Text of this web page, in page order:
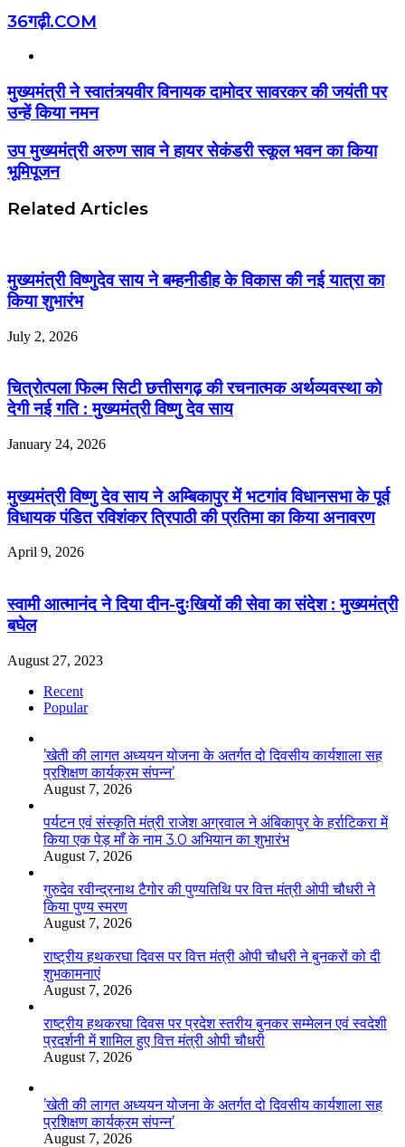
36गढ़ी.COM
मुख्यमंत्री ने स्वातंत्र्यवीर विनायक दामोदर सावरकर की जयंती पर
उन्हें किया नमन
उप मुख्यमंत्री अरुण साव ने हायर सेकंडरी स्कूल भवन का किया
भूमिपूजन
Related Articles
मुख्यमंत्री विष्णुदेव साय ने बम्हनीडीह के विकास की नई यात्रा का
किया शुभारंभ
July 2, 2026
चित्रोत्पला फिल्म सिटी छत्तीसगढ़ की रचनात्मक अर्थव्यवस्था को
देगी नई गति : मुख्यमंत्री विष्णु देव साय
January 24, 2026
मुख्यमंत्री विष्णु देव साय ने अम्बिकापुर में भटगांव विधानसभा के पूर्व
विधायक पंडित रविशंकर त्रिपाठी की प्रतिमा का किया अनावरण
April 9, 2026
स्वामी आत्मानंद ने दिया दीन-दुःखियों की सेवा का संदेश : मुख्यमंत्री
बघेल
August 27, 2023
Recent
Popular
’खेती की लागत अध्ययन योजना के अतर्गत दो दिवसीय कार्यशाला सह
प्रशिक्षण कार्यक्रम संपन्न’
August 7, 2026
पर्यटन एवं संस्कृति मंत्री राजेश अग्रवाल ने अंबिकापुर के हर्राटिकरा में
किया एक पेड़ माँ के नाम 3.0 अभियान का शुभारंभ
August 7, 2026
गुरुदेव रवीन्द्रनाथ टैगोर की पुण्यतिथि पर वित्त मंत्री ओपी चौधरी ने
किया पुण्य स्मरण
August 7, 2026
राष्ट्रीय हथकरघा दिवस पर वित्त मंत्री ओपी चौधरी ने बुनकरों को दी
शुभकामनाएं
August 7, 2026
राष्ट्रीय हथकरघा दिवस पर प्रदेश स्तरीय बुनकर सम्मेलन एवं स्वदेशी
प्रदर्शनी में शामिल हुए वित्त मंत्री ओपी चौधरी
August 7, 2026
’खेती की लागत अध्ययन योजना के अतर्गत दो दिवसीय कार्यशाला सह
प्रशिक्षण कार्यक्रम संपन्न’
August 7, 2026